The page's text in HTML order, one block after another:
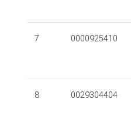
7 0000925410
8 0029304404